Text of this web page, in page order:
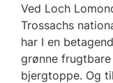
Ved Loch
Trossachs
har I en
grønne
bjergtoppe. Og